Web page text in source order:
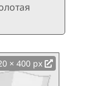
× 400 px